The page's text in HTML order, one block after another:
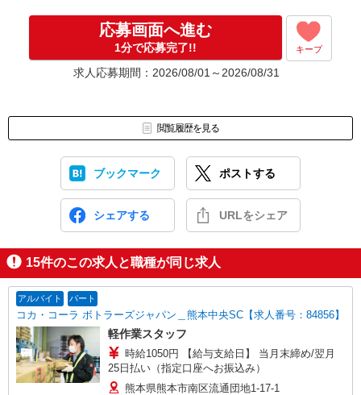
応募画面へ進む
1分で応募完了!! キープ
求人応募期間：2026/08/01～2026/08/31
閲覧履歴を見る
ブックマーク ポストする
シェアする URLをシェア
15件のこの求人と職種が同じ求人
アルバイト パート
コカ・コーラ ボトラーズジャパン＿熊本中央SC【求人番号：84856】
軽作業スタッフ
時給1050円 【給与支給日】 当月末締め/翌月
25日払い（指定口座へお振込み）
熊本県熊本市南区流通団地1-17-1